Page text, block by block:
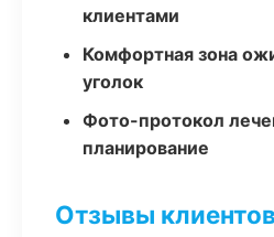
клиентами
Комфортная зона
уголок
Фото-протокол
планирование
Отзывы клиентов